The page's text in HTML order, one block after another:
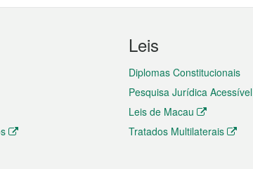
Leis
Diplomas Constitucionais
Pesquisa Jurídica Acessível
Leis de Macau
Tratados Multilaterais